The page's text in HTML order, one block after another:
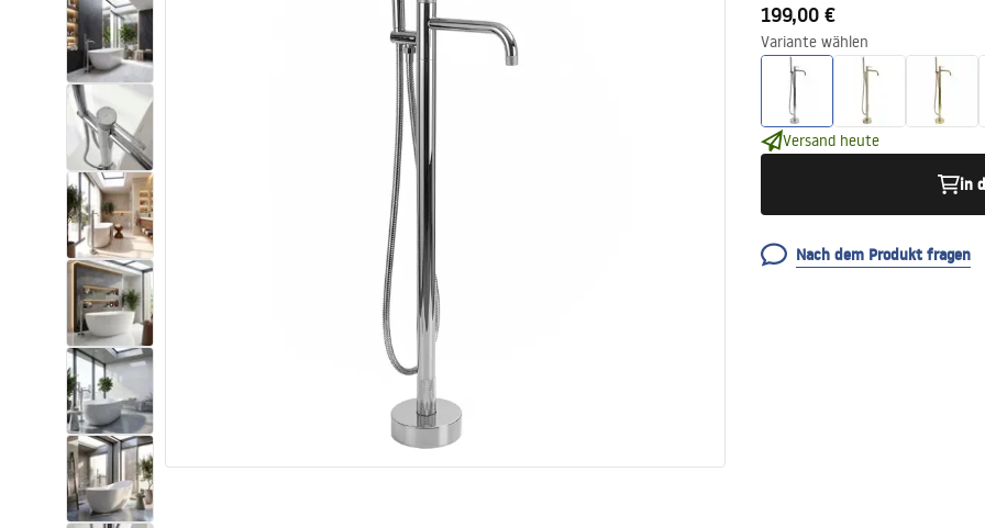
Duschwannen
Duschrinnen
Toiletten
Waschbecken
Wannen und
Badewannenaufsätze
Badarmaturen
Duschen
Kitchen
199,00 €
Variante wählen
Versand heute
in
Nach dem Produkt fragen